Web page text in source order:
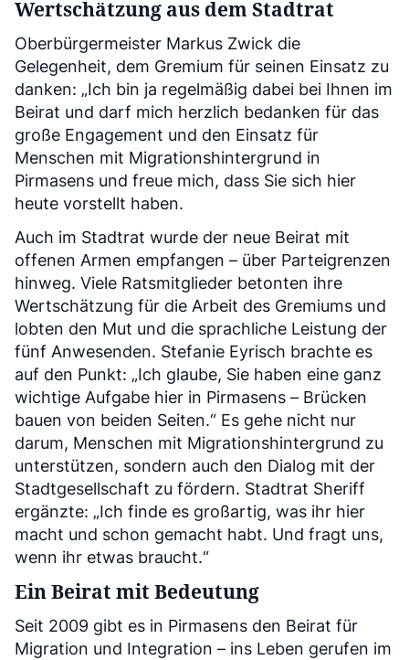
Wertschätzung aus dem Stadtrat
Oberbürgermeister Markus Zwick die
Gelegenheit, dem Gremium für seinen Einsatz zu
danken: „Ich bin ja regelmäßig dabei bei Ihnen im
Beirat und darf mich herzlich bedanken für das
große Engagement und den Einsatz für
Menschen mit Migrationshintergrund in
Pirmasens und freue mich, dass Sie sich hier
heute vorstellt haben.
Auch im Stadtrat wurde der neue Beirat mit
offenen Armen empfangen – über Parteigrenzen
hinweg. Viele Ratsmitglieder betonten ihre
Wertschätzung für die Arbeit des Gremiums und
lobten den Mut und die sprachliche Leistung der
fünf Anwesenden. Stefanie Eyrisch brachte es
auf den Punkt: „Ich glaube, Sie haben eine ganz
wichtige Aufgabe hier in Pirmasens – Brücken
bauen von beiden Seiten.“ Es gehe nicht nur
darum, Menschen mit Migrationshintergrund zu
unterstützen, sondern auch den Dialog mit der
Stadtgesellschaft zu fördern. Stadtrat Sheriff
ergänzte: „Ich finde es großartig, was ihr hier
macht und schon gemacht habt. Und fragt uns,
wenn ihr etwas braucht.“
Ein Beirat mit Bedeutung
Seit 2009 gibt es in Pirmasens den Beirat für
Migration und Integration – ins Leben gerufen im